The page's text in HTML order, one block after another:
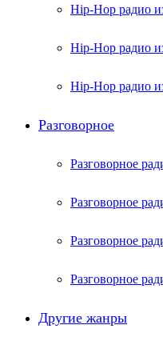
Hip-Hop радио
Hip-Hop радио
Hip-Hop радио
Разговорное
Разговорное
Разговорное
Разговорное
Разговорное
Другие жанры